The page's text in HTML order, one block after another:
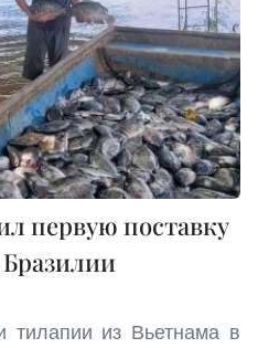
первую поставку
тилапии из Вьетнама в